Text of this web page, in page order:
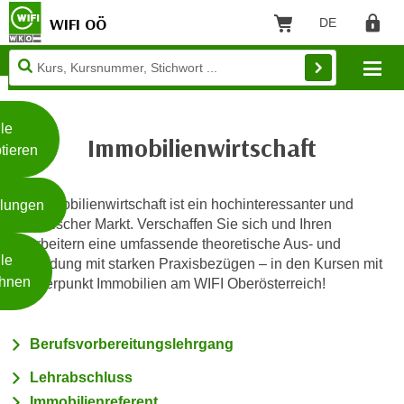
WIFI OÖ WarenkorbSprache:
DE
Immobilienwirtschaft
Die Immobilienwirtschaft ist ein hochinteressanter und
dynamischer Markt. Verschaffen Sie sich und Ihren
Mitarbeitern eine umfassende theoretische Aus- und
Fortbildung mit starken Praxisbezügen – in den Kursen mit
Schwerpunkt Immobilien am WIFI Oberösterreich!
Berufsvorbereitungslehrgang
Lehrabschluss
Unsere
Webseite
nutzt
Cookies
i
n
o
Weiterlesen